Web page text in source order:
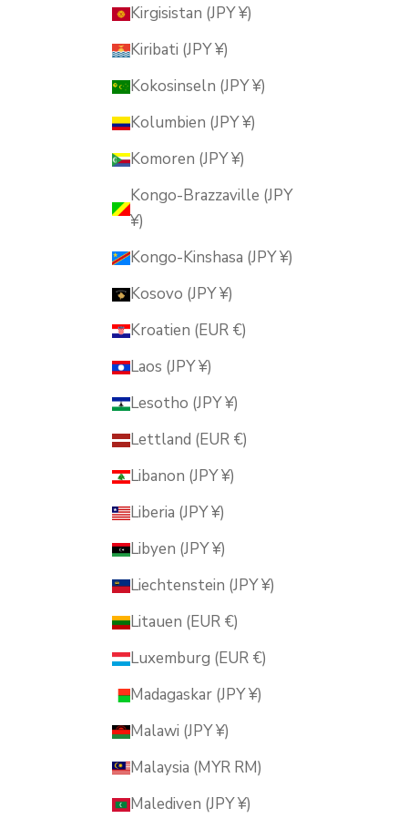
Kirgisistan (JPY ¥)
Kiribati (JPY ¥)
Kokosinseln (JPY ¥)
Kolumbien (JPY ¥)
Komoren (JPY ¥)
Kongo-Brazzaville (JPY
¥)
Kongo-Kinshasa (JPY ¥)
Kosovo (JPY ¥)
Kroatien (EUR €)
Laos (JPY ¥)
Lesotho (JPY ¥)
Lettland (EUR €)
Libanon (JPY ¥)
Liberia (JPY ¥)
Libyen (JPY ¥)
Liechtenstein (JPY ¥)
Litauen (EUR €)
Luxemburg (EUR €)
Madagaskar (JPY ¥)
Malawi (JPY ¥)
Malaysia (MYR RM)
Malediven (JPY ¥)